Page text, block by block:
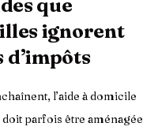
que
ignorent
l’aide à domicile
parfois être aménagée